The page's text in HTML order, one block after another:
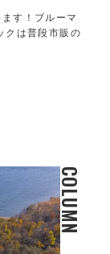
す！ブルーマ
クは普段市販の
COLUMN